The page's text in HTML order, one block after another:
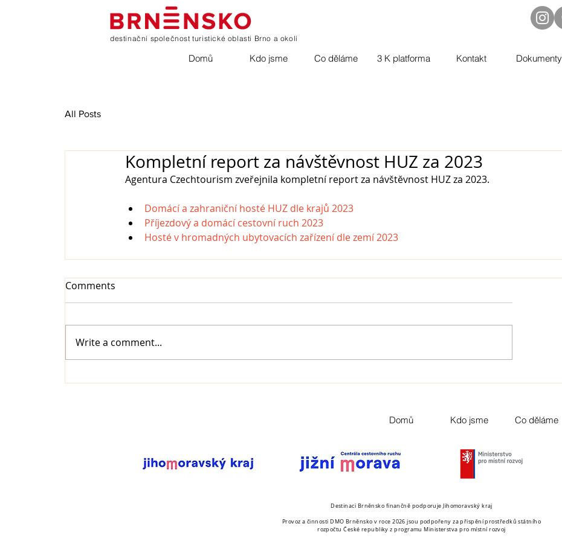
destinační společnost turistické oblasti Brno a okolí
Domů Kdo jsme Co děláme 3 K platforma Kontakt Dokumenty
All Posts
Kompletní report za návštěvnost HUZ za 2023
Agentura Czechtourism zveřejnila kompletní report za návštěvnost HUZ za 2023.
Domácí a zahraniční hosté HUZ dle krajů 2023
Příjezdový a domácí cestovní ruch 2023
Hosté v hromadných ubytovacích zařízení dle zemí 2023
Comments
Write a comment...
Domů Kdo jsme Co děláme
Destinaci Brněnsko finančně podporuje Jihomoravský kraj
Provoz a činnosti DMO Brněnsko v roce 2026 jsou podpořeny za přispění prostředků státního
rozpočtu České republiky z programu Ministerstva pro místní rozvoj